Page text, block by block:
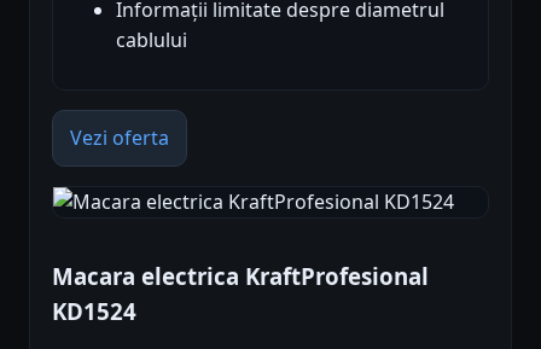
Informații limitate despre diametrul
cablului
Vezi oferta
Macara electrica KraftProfesional
KD1524